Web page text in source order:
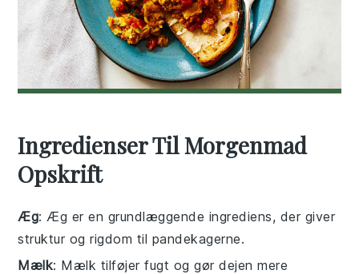
Ingredienser Til Morgenmad
Opskrift
Æg: Æg er en grundlæggende ingrediens, der giver
struktur og rigdom til pandekagerne.
Mælk: Mælk tilføjer fugt og gør dejen mere